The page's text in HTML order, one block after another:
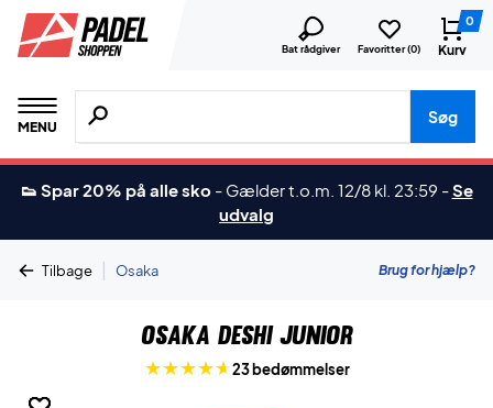
Bat rådgiver Favoritter (0)
0
Kurv
MENU
Søg efter produkter, mærker etc.
Søg
👟 Spar 20% på alle sko - Gælder t.o.m. 12/8 kl. 23:59 -Se
udvalg
Tilbage | Osaka Brug for hjælp?
Osaka Deshi Junior
23 bedømmelser